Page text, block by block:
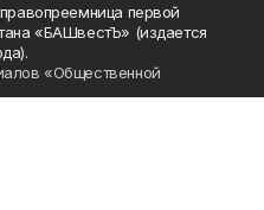
первой
«БАШвестЪ» (издается
«Общественной